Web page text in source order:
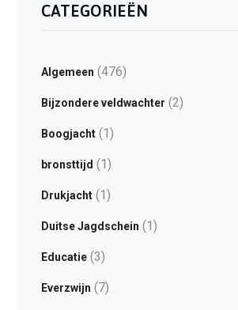
CATEGORIEËN
Algemeen (476)
Bijzondere veldwachter (2)
Boogjacht(1)
bronsttijd (1)
Drukjacht(1)
Duitse Jagdschein (1)
Educatie(3)
Everzwijn (7)